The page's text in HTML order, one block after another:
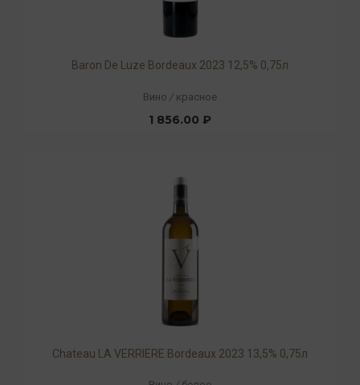
Baron De Luze Bordeaux 2023 12,5% 0,75л
Вино / красное
1 856.00 ₽
Chateau LA VERRIERE Bordeaux 2023 13,5% 0,75л